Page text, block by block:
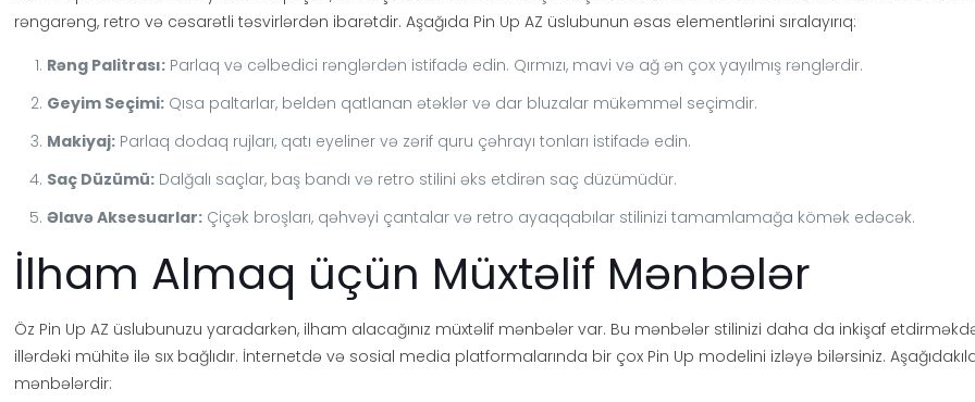
rəngarəng, retro və cəsarətli təsvirlərdən ibarətdir. Aşağıda Pin Up AZ üslubunun əsas elementlərini sıralayırıq:
Rəng Palitrası: Parlaq və cəlbedici rənglərdən istifadə edin. Qırmızı, mavi və ağ ən çox yayılmış rənglərdir.
Geyim Seçimi: Qısa paltarlar, beldən qatlanan ətəklər və dar bluzalar mükəmməl seçimdir.
Makiyaj: Parlaq dodaq rujları, qatı eyeliner və zərif quru çəhrayı tonları istifadə edin.
Saç Düzümü: Dalğalı saçlar, baş bandı və retro stilini əks etdirən saç düzümüdür.
Əlavə Aksesuarlar: Çiçək broşları, qəhvəyi çantalar və retro ayaqqabılar stilinizi tamamlamağa kömək edəcək.
İlham Almaq üçün Müxtəlif Mənbələr
Öz Pin Up AZ üslubunuzu yaradarkən, ilham alacağınız müxtəlif mənbələr var. Bu mənbələr stilinizi daha da inkişaf
illərdəki mühitə ilə sıx bağlıdır. İnternetdə və sosial media platformalarında bir çox Pin Up modelini izləyə bilərsiniz.
mənbələrdir: